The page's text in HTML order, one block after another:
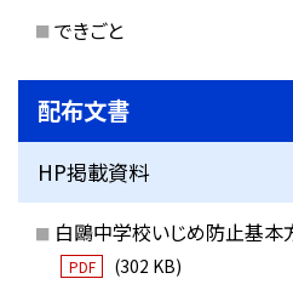
できごと
配布文書
HP掲載資料
白鷗中学校いじめ防止基本
PDF (302 KB)